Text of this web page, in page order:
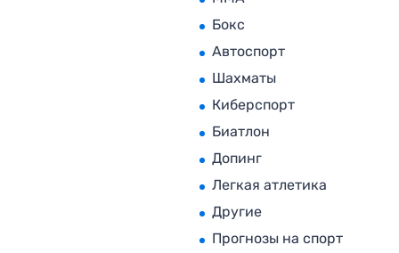
Бокс
Автоспорт
Шахматы
Киберспорт
Биатлон
Допинг
Легкая атлетика
Другие
Прогнозы на спорт